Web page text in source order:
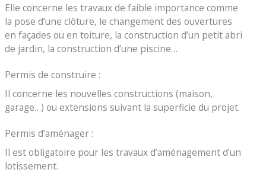
Elle concerne les travaux de faible importance comme
la pose d’une clôture, le changement des ouvertures
en façades ou en toiture, la construction d’un petit abri
de jardin, la construction d’une piscine…
Permis de construire :
Il concerne les nouvelles constructions (maison,
garage…) ou extensions suivant la superficie du projet.
Permis d’aménager :
Il est obligatoire pour les travaux d’aménagement d’un
lotissement.